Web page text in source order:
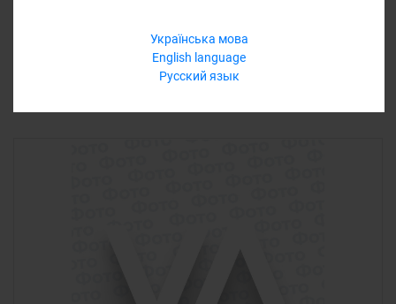
Українська мова
English language
Русский язык
Еще варианты